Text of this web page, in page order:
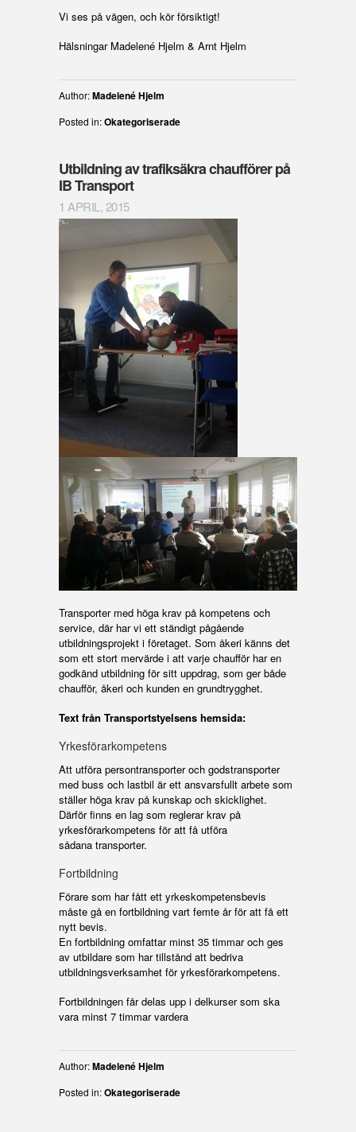
Vi ses på vägen, och kör försiktigt!
Hälsningar Madelené Hjelm & Arnt Hjelm
Author:Madelené Hjelm
Posted in:Okategoriserade
Utbildning av trafiksäkra chaufförer på
IB Transport
1 APRIL, 2015
Transporter med höga krav på kompetens och
service, där har vi ett ständigt pågående
utbildningsprojekt i företaget. Som åkeri känns det
som ett stort mervärde i att varje chaufför har en
godkänd utbildning för sitt uppdrag, som ger både
chaufför, åkeri och kunden en grundtrygghet.
Text från Transportstyelsens hemsida:
Yrkesförarkompetens
Att utföra persontransporter och godstransporter
med buss och lastbil är ett ansvarsfullt arbete som
ställer höga krav på kunskap och skicklighet.
Därför finns en lag som reglerar krav på
yrkesförarkompetens för att få utföra
sådana transporter.
Fortbildning
Förare som har fått ett yrkeskompetensbevis
måste gå en fortbildning vart femte år för att få ett
nytt bevis.
En fortbildning omfattar minst 35 timmar och ges
av utbildare som har tillstånd att bedriva
utbildningsverksamhet för yrkesförarkompetens.
Fortbildningen får delas upp i delkurser som ska
vara minst 7 timmar vardera
Author:Madelené Hjelm
Posted in:Okategoriserade